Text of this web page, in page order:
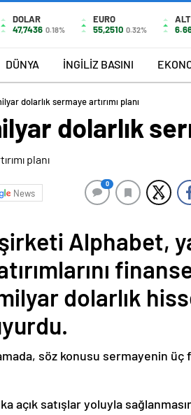
DOLAR
47,7436 0.18%
EURO
55,2510 0.32%
DÜNYA İNGİLİZ BASINI
dolarlık sermaye artırımı planı
dolarlık
News
0
Alphabet,
dolarlık
söz konusu sermayenin üç
açık satışlar yoluyla